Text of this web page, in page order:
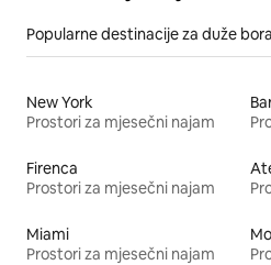
Popularne destinacije za duže
New York
Prostori za mjesečni najam
Firenca
Prostori za mjesečni najam
Miami
Prostori za mjesečni najam